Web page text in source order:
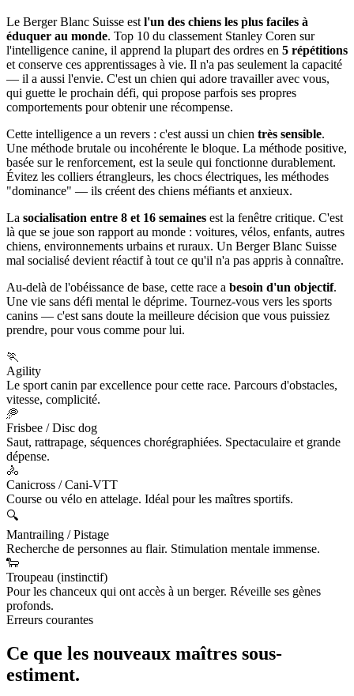
Le Berger Blanc Suisse est l'un des chiens les plus faciles à
éduquer au monde. Top 10 du classement Stanley Coren sur
l'intelligence canine, il apprend la plupart des ordres en 5 répétitions
et conserve ces apprentissages à vie. Il n'a pas seulement la capacité
— il a aussi l'envie. C'est un chien qui adore travailler avec vous,
qui guette le prochain défi, qui propose parfois ses propres
comportements pour obtenir une récompense.
Cette intelligence a un revers : c'est aussi un chien très sensible.
Une méthode brutale ou incohérente le bloque. La méthode positive,
basée sur le renforcement, est la seule qui fonctionne durablement.
Évitez les colliers étrangleurs, les chocs électriques, les méthodes
"dominance" — ils créent des chiens méfiants et anxieux.
La socialisation entre 8 et 16 semaines est la fenêtre critique. C'est
là que se joue son rapport au monde : voitures, vélos, enfants, autres
chiens, environnements urbains et ruraux. Un Berger Blanc Suisse
mal socialisé devient réactif à tout ce qu'il n'a pas appris à connaître.
Au-delà de l'obéissance de base, cette race a besoin d'un objectif.
Une vie sans défi mental le déprime. Tournez-vous vers les sports
canins — c'est sans doute la meilleure décision que vous puissiez
prendre, pour vous comme pour lui.
🏃
Agility
Le sport canin par excellence pour cette race. Parcours d'obstacles,
vitesse, complicité.
🥏
Frisbee / Disc dog
Saut, rattrapage, séquences chorégraphiées. Spectaculaire et grande
dépense.
🚴
Canicross / Cani-VTT
Course ou vélo en attelage. Idéal pour les maîtres sportifs.
🔍
Mantrailing / Pistage
Recherche de personnes au flair. Stimulation mentale immense.
🐑
Troupeau (instinctif)
Pour les chanceux qui ont accès à un berger. Réveille ses gènes
profonds.
Erreurs courantes
Ce que les nouveaux maîtres sous-
estiment.